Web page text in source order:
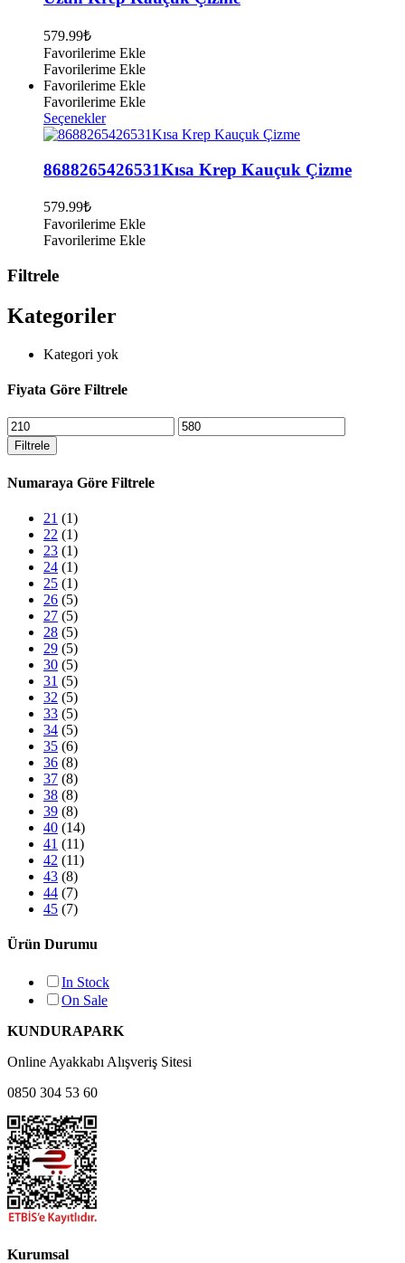
varyasyonu
ürün
sayfasından
seçilebilir
579.99₺
Favorilerime Ekle
Favorilerime Ekle
Favorilerime Ekle
Favorilerime Ekle
SeçeneklerBu
ürünün
fazla
varyasyonu
ürün
sayfasından
8688265426531Kısa Krep Kauçuk Çizme
579.99₺
Favorilerime Ekle
Favorilerime Ekle
Filtrele
Kategoriler
Kategori yok
Fiyata Göre Filtrele
En
düşük
fiyat
En
yüksek
Filtrele
Numaraya Göre Filtrele
21 (1)
22 (1)
23 (1)
24 (1)
25 (1)
26 (5)
27 (5)
28 (5)
29 (5)
30 (5)
31 (5)
32 (5)
33 (5)
34 (5)
35 (6)
36 (8)
37 (8)
38 (8)
39 (8)
40 (14)
41 (11)
42 (11)
43 (8)
44 (7)
45 (7)
Ürün Durumu
In Stock
On Sale
KUNDURAPARK
Online Ayakkabı Alışveriş Sitesi
0850 304 53 60
Kurumsal